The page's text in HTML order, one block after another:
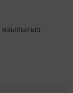
язылыгыз